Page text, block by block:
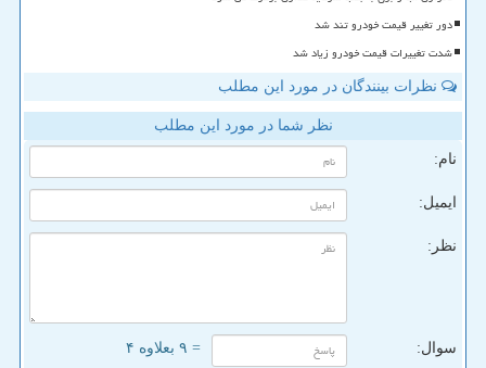
دور تغییر قیمت خودرو تند شد
شدت تغییرات قیمت خودرو زیاد شد
نظرات بینندگان در مورد این مطلب
نظر شما در مورد این مطلب
نام:
ایمیل:
نظر:
سوال: = ۹ بعلاوه ۴